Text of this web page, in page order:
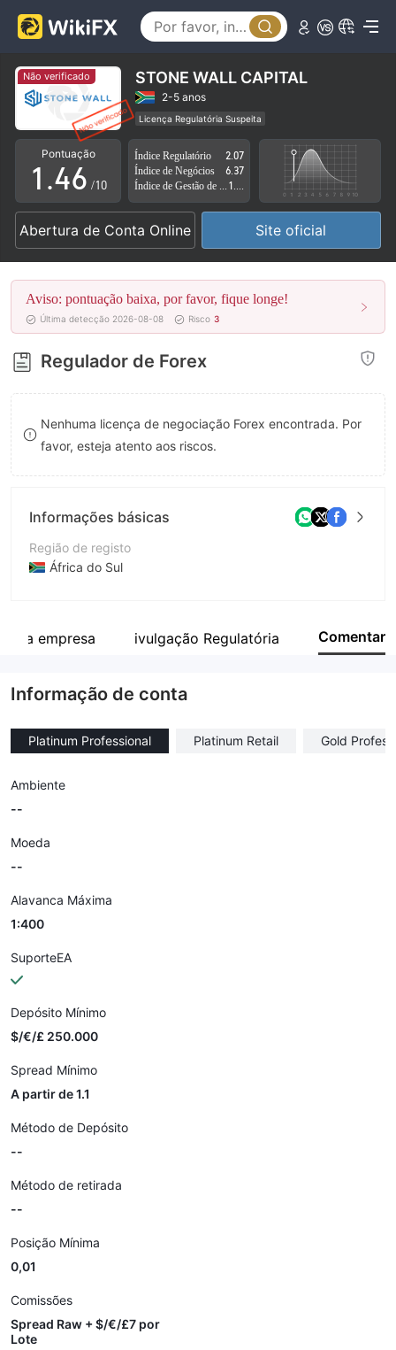
Não verificado STONE WALL CAPITAL
2-5 anos
Licença Regulatória Suspeita
Região de negócios suspeita
Risco potencial alto
Pontuação
0
1
2
3
4
5
6
7
8
9
.
0
1
2
3
4
5
6
7
8
9
2
3
4
5
6
7
8
9
/10
Índice Regulatório
2.07
Índice de Negócios
6.37
Abertura de Conta Online Site oficial
Aviso: pontuação baixa, por favor, fique longe!
Última detecção 2026-08-08 Risco 3
Regulador de Forex
Nenhuma licença de negociação Forex encontrada. Por
favor, esteja atento aos riscos.
Informações básicas
Região de registo
África do Sul
Empresa
da empresa ivulgação Regulatória Comentar
Informação de conta
Platinum Professional Platinum Retail Gold
Ambiente
--
Moeda
--
Alavanca Máxima
1:400
SuporteEA
Depósito Mínimo
$/€/£ 250.000
Spread Mínimo
A partir de 1.1
Método de Depósito
--
Método de retirada
--
Posição Mínima
0,01
Comissões
Spread Raw + $/€/£7 por
Lote